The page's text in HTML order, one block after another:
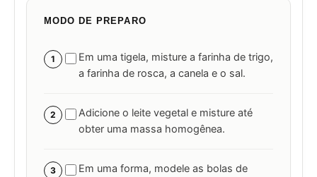
MODO DE PREPARO
1
Em uma tigela, misture a farinha de trigo,
a farinha de rosca, a canela e o sal.
2
Adicione o leite vegetal e misture até
obter uma massa homogênea.
3
Em uma forma, modele as bolas de